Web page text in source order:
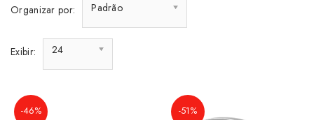
Organizar por: Padrão
Exibir: 24
-46% -51%